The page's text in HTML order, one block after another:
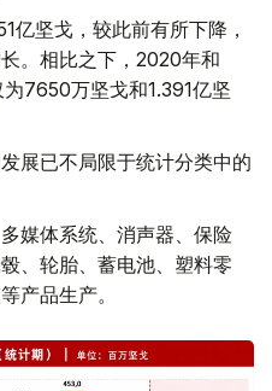
亿坚戈，较此前有所下降，
。相比之下，2020年和
7650万坚戈和1.391亿坚
展已不局限于统计分类中的
媒体系统、消声器、保险
、轮胎、蓄电池、塑料零
产品生产。